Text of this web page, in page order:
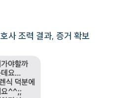
사 조력 결과, 증거 확보